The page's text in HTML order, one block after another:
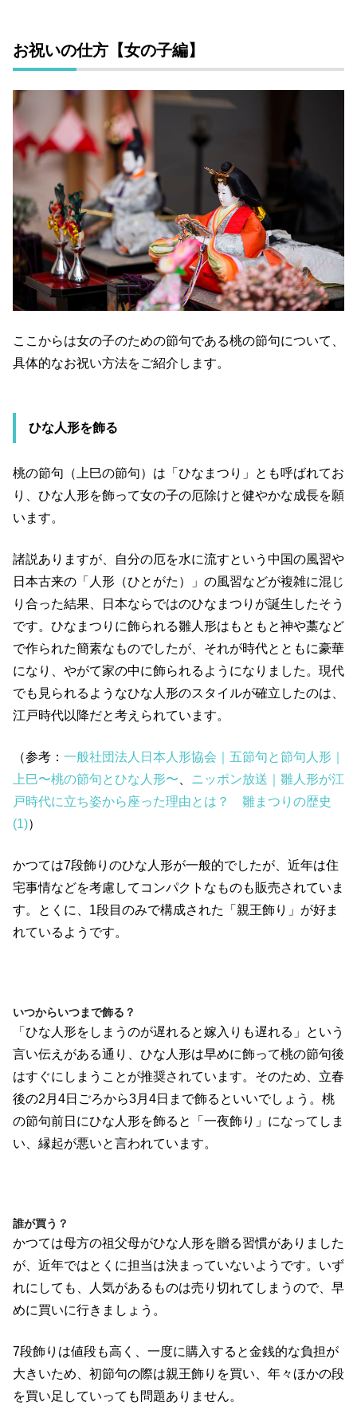
お祝いの仕方【女の子編】
ここからは女の子のための節句である桃の節句について、
具体的なお祝い方法をご紹介します。
ひな人形を飾る
桃の節句（上巳の節句）は「ひなまつり」とも呼ばれてお
り、ひな人形を飾って女の子の厄除けと健やかな成長を願
います。
諸説ありますが、自分の厄を水に流すという中国の風習や
日本古来の「人形（ひとがた）」の風習などが複雑に混じ
り合った結果、日本ならではのひなまつりが誕生したそう
です。ひなまつりに飾られる雛人形はもともと神や藁など
で作られた簡素なものでしたが、それが時代とともに豪華
になり、やがて家の中に飾られるようになりました。現代
でも見られるようなひな人形のスタイルが確立したのは、
江戸時代以降だと考えられています。
（参考： 一般社団法人日本人形協会｜五節句と節句人形｜
上巳〜桃の節句とひな人形〜、 ニッポン放送｜雛人形が江
戸時代に立ち姿から座った理由とは？ 雛まつりの歴史
(1)）
かつては7段飾りのひな人形が一般的でしたが、近年は住
宅事情などを考慮してコンパクトなものも販売されていま
す。とくに、1段目のみで構成された「親王飾り」が好ま
れているようです。
いつからいつまで飾る？
「ひな人形をしまうのが遅れると嫁入りも遅れる」という
言い伝えがある通り、ひな人形は早めに飾って桃の節句後
はすぐにしまうことが推奨されています。そのため、立春
後の2月4日ごろから3月4日まで飾るといいでしょう。桃
の節句前日にひな人形を飾ると「一夜飾り」になってしま
い、縁起が悪いと言われています。
誰が買う？
かつては母方の祖父母がひな人形を贈る習慣がありました
が、近年ではとくに担当は決まっていないようです。いず
れにしても、人気があるものは売り切れてしまうので、早
めに買いに行きましょう。
7段飾りは値段も高く、一度に購入すると金銭的な負担が
大きいため、初節句の際は親王飾りを買い、年々ほかの段
を買い足していっても問題ありません。